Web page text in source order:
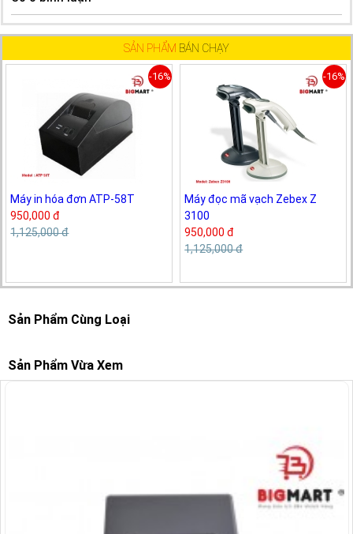
SẢN PHẨM BÁN CHẠY
-16%
Máy in hóa đơn ATP-58T
950,000 đ
1,125,000 đ
-16%
Máy đọc mã vạch Zebex Z
3100
950,000 đ
1,125,000 đ
Sản Phẩm Cùng Loại
Sản Phẩm Vừa Xem